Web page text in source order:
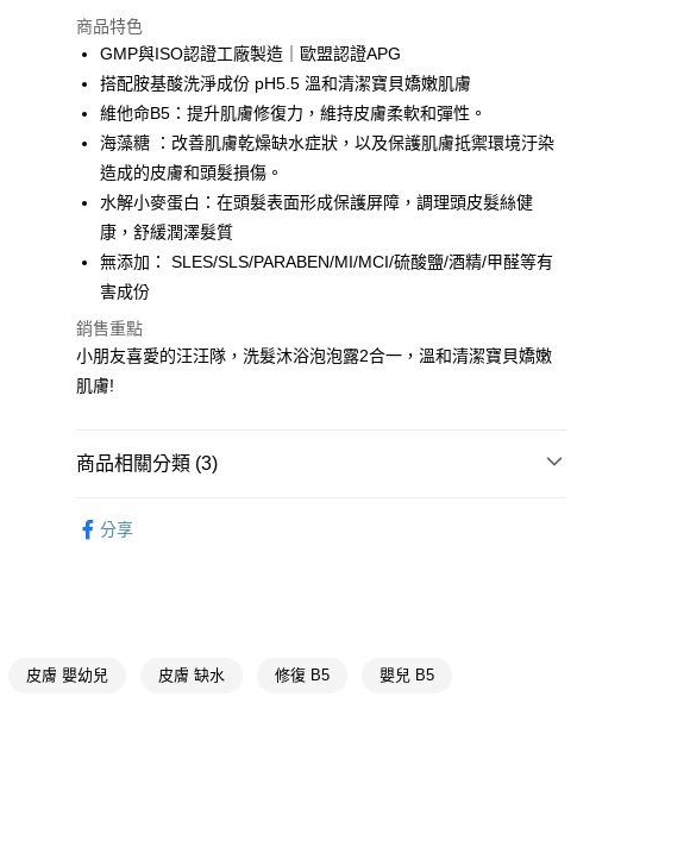
超商取貨付款
LINE Pay
Apple Pay
街口支付
悠遊付
Google Pay
相關說明
【關於「AFTEE先享後付」】
AFTEE先享後付是「在收到商品之後才付款」的支付方式。 讓您購物簡單
３．安心：先確認商品／服務後，再付款。
１．於結帳方式選擇「AFTEE先享後付」後，將跳轉至「AFTEE先享後
先享後付繳納相關費用。
即享券
運送方式
每筆NT$65，滿NT$390(含以上)免運費
每筆NT$65，滿NT$490(含以上)免運費
商品特色
GMP與ISO認證工廠製造｜歐盟認證APG
搭配胺基酸洗淨成份 pH5.5 溫和清潔寶貝嬌嫩肌膚
維他命B5：提升肌膚修復力，維持皮膚柔軟和彈性。
海藻糖 ：改善肌膚乾燥缺水症狀，以及保護肌膚抵禦環境汙染
造成的皮膚和頭髮損傷。
水解小麥蛋白：在頭髮表面形成保護屏障，調理頭皮髮絲健
康，舒緩潤澤髮質
無添加： SLES/SLS/PARABEN/MI/MCI/硫酸鹽/酒精/甲醛等有
害成份
銷售重點
小朋友喜愛的汪汪隊，洗髮沐浴泡泡露2合一，溫和清潔寶貝嬌嫩
肌膚!
商品相關分類 (3)
分享
皮膚 嬰幼兒 皮膚 缺水 修復 B5 嬰兒 B5